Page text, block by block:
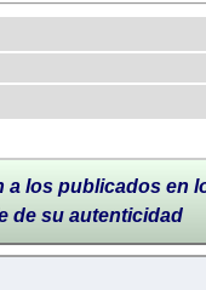
los publicados en
de su autenticidad